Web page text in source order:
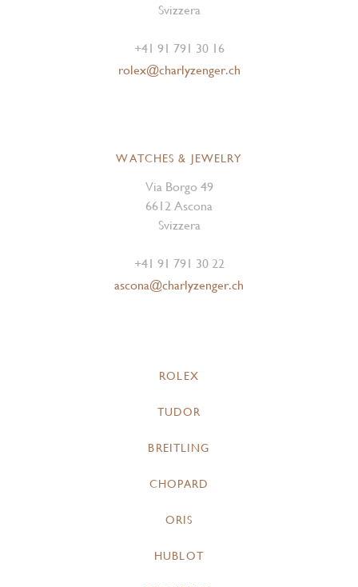
Svizzera
+41 91 791 30 16
rolex@charlyzenger.ch
WATCHES & JEWELRY
Via Borgo 49
6612 Ascona
Svizzera
+41 91 791 30 22
ascona@charlyzenger.ch
ROLEX
TUDOR
BREITLING
CHOPARD
ORIS
HUBLOT